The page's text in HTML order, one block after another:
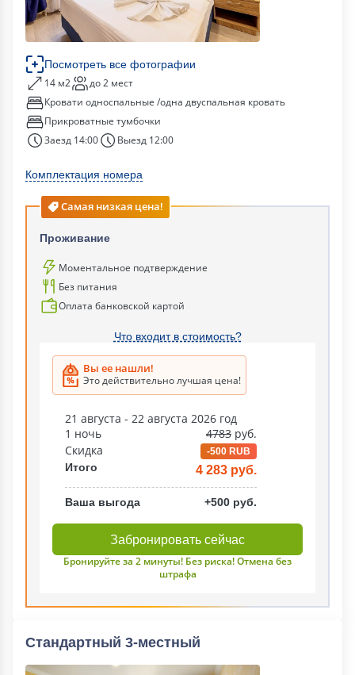
Посмотреть все фотографии
14 м2
до 2 мест
Кровати односпальные /одна двуспальная кровать
Прикроватные тумбочки
Заезд 14:00
Выезд 12:00
Комплектация номера
Самая низкая цена!
Проживание
Моментальное подтверждение
Без питания
Оплата банковской картой
Что входит в стоимость?
Вы ее нашли!
Это действительно лучшая цена!
21 августа - 22 августа 2026 год
1 ночь
4783 руб.
Скидка
-500 RUB
Итого 4 283 руб.
Ваша выгода +500 руб.
Забронировать сейчас
Бронируйте за 2 минуты! Без риска! Отмена без
штрафа
Стандартный 3-местный